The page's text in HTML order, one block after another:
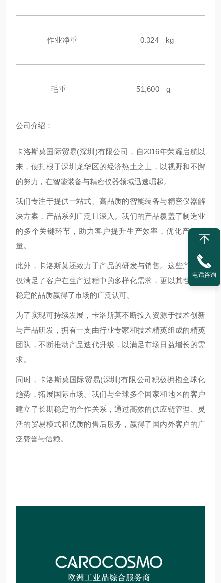
作业净重 0.024 kg
毛重 51,600 g
公司介绍：
卡洛斯莫国际贸易(深圳)有限公司，自2016年荣耀启航以
来，便扎根于深圳龙华区的经济热土之上，以视野和不懈
的努力，在智能装备与精密仪器领域迅速崛起。
我们专注于提供一站式、高品质的智能装备与精密仪器解
决方案，产品系列广泛且深入。我们的产品覆盖了制造业
的多个关键环节，助力客户提升生产效率，优化产品质
量。
此外，卡洛斯莫还致力于产品的研发与销售。这些产品不
仅满足了客户在生产过程中的多样化需求，更以其性能和
稳定的品质赢得了市场的广泛认可。
为了实现可持续发展，卡洛斯莫不断投入资源于技术创新
与产品研发，拥有一支由行业专家和技术精英组成的精英
团队，不断推动产品迭代升级，以满足市场日益增长的需
求。
同时，卡洛斯莫国际贸易(深圳)有限公司积极拥抱全球化
趋势，拓展国际市场。我们与全球多个国家和地区的客户
建立了长期稳定的合作关系，通过高效的供应链管理、灵
活的贸易模式和优质的售后服务，赢得了国内外客户的广
泛赞誉与信赖。
电话咨询